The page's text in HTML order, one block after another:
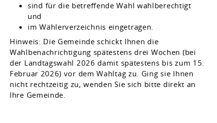
sind für die betreffende Wahl wahlberechtigt
und
im Wählerverzeichnis eingetragen.
Hinweis: Die Gemeinde schickt Ihnen die
Wahlbenachrichtigung spätestens drei Wochen (bei
der Landtagswahl 2026 damit spätestens bis zum 15.
Februar 2026) vor dem Wahltag zu. Ging sie Ihnen
nicht rechtzeitig zu, wenden Sie sich bitte direkt an
Ihre Gemeinde.